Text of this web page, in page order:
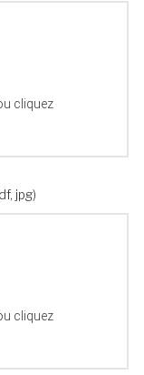
cliquez
jpg)
cliquez